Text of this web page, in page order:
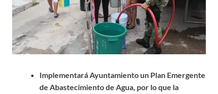
Implementará Ayuntamiento un Plan Emergente
de Abastecimiento de Agua, por lo que la